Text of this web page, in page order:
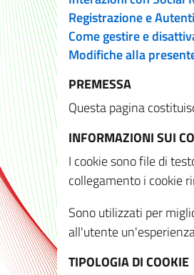
Registrazione e
Come gestire e
Modifiche alla
PREMESSA
Questa pagina
INFORMAZIONI SUI
I cookie sono file di
collegamento i cookie
Sono utilizzati per
all'utente
TIPOLOGIA DI COOKIE